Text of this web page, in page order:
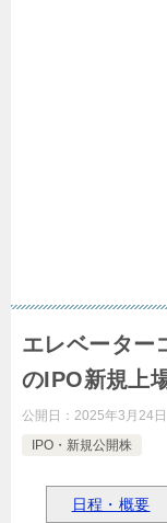
エレベーター
のIPO新規上
公開日： 2025年3月24日
IPO・新規公開株
日程・概要